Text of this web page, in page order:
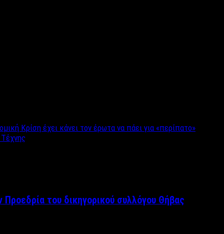
Κρίση έχει κάνει τον έρωτα να πάει για «περίπατο»
του δικηγορικού συλλόγου Θήβας